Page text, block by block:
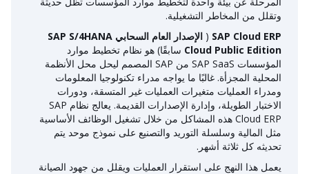
وتقلل من المخاطر التشغيلية.
SAP Cloud ERP
(
الإصدار العام السحابي SAP S/4HANA
Cloud Public Edition سابقًا) هو نظام تخطيط موارد
المؤسسات SAP SaaS من SAP المصمم ليحل محل الأنظمة
المحلية المجزأة. غالبًا ما يواجه مدراء تكنولوجيا المعلومات
ومدراء العمليات متغيرات العمليات غير المتسقة، ودورات
الاختبار الطويلة، وإدارة الإصدارات القديمة. يعالج نظام SAP
Cloud ERP هذه المشاكل من خلال تشغيل الوظائف الأساسية
مثل المالية وسلسلة التوريد والتصنيع على نموذج موحد يتم
تحديثه كل ثلاثة أشهر.
يعمل هذا النهج على استقرار العمليات ويقلل من جهود الصيانة